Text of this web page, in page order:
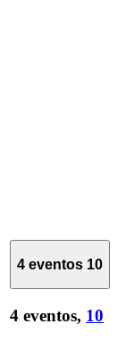
4 eventos 10
4 eventos, 10